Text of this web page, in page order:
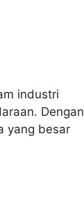
industri
Dengan
yang besar